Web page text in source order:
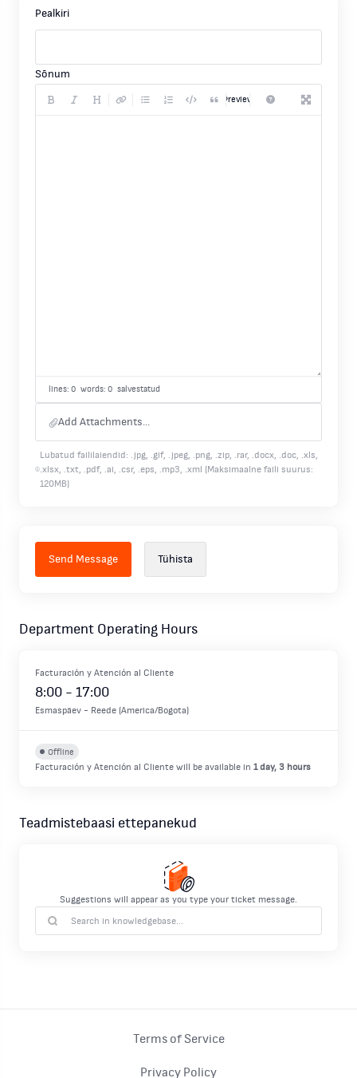
Department Operating Hours
Facturación y Atención al Cliente
8:00 - 17:00
Esmaspäev - Reede (America/Bogota)
Offline
Facturación y Atención al Cliente will be available in 1 day, 3 hours
Teadmistebaasi ettepanekud
Suggestions will appear as you type your ticket message.
Pealkiri
Sõnum
Preview
lines: 0 words: 0 salvestatud
Add Attachments...
Lubatud faililaiendid: .jpg, .gif, .jpeg, .png, .zip, .rar, .docx, .doc, .xls,
.xlsx, .txt, .pdf, .ai, .csr, .eps, .mp3, .xml (Maksimaalne faili suurus:
120MB)
Tühista
Terms of Service
Privacy Policy